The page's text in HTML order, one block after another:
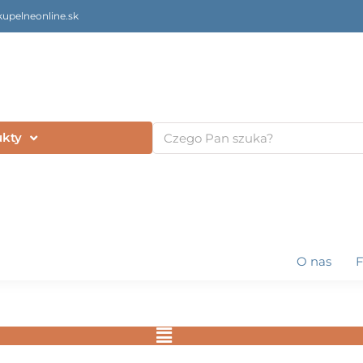
Szukaj
O nas
Flyout